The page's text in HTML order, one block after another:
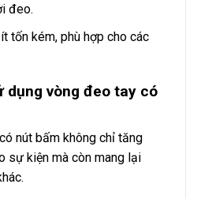
đeo.
tốn kém, phù hợp cho các
dụng vòng đeo tay có
nút bấm không chỉ tăng
sự kiện mà còn mang lại